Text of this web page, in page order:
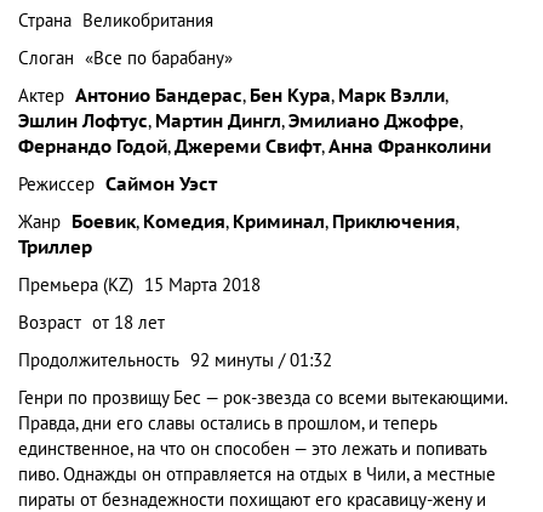
Страна Великобритания
Слоган «Все по барабану»
Актер Антонио Бандерас, Бен Кура, Марк Вэлли,
Эшлин Лофтус, Мартин Дингл,Эмилиано Джофре,
Фернандо Годой,Джереми Свифт,Анна Франколини
Режиссер Саймон Уэст
Жанр Боевик, Комедия, Криминал, Приключения,
Триллер
Премьера (KZ) 15 Марта 2018
Возраст от 18 лет
Продолжительность 92 минуты / 01:32
Генри по прозвищу Бес — рок-звезда со всеми вытекающими.
Правда, дни его славы остались в прошлом, и теперь
единственное, на что он способен — это лежать и попивать
пиво. Однажды он отправляется на отдых в Чили, а местные
пираты от безнадежности похищают его красавицу-жену и